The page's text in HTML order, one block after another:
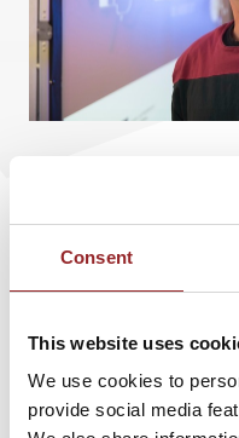
Consent
This website uses
We use cookies to
provide social media
Alle Jahre wieder
Star Trek-Experte
weihnachtliche
Star
Hochschule
Mittlerweile ist die